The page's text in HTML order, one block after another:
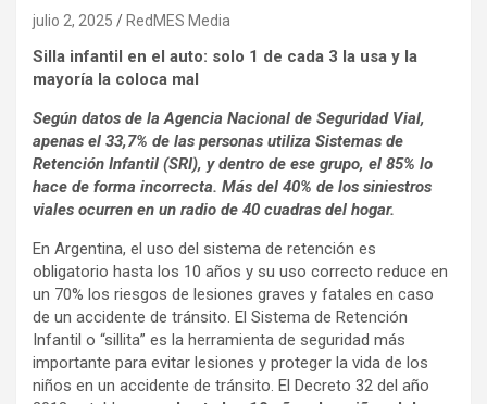
julio 2, 2025 RedMES Media
Silla infantil en el auto: solo 1 de cada 3 la usa y la
mayoría la coloca mal
Según datos de la Agencia Nacional de Seguridad Vial,
apenas el 33,7% de las personas utiliza Sistemas de
Retención Infantil (SRI), y dentro de ese grupo, el 85% lo
hace de forma incorrecta. Más del 40% de los siniestros
viales ocurren en un radio de 40 cuadras del hogar.
En Argentina, el uso del sistema de retención es
obligatorio hasta los 10 años y su uso correcto reduce en
un 70% los riesgos de lesiones graves y fatales en caso
de un accidente de tránsito. El Sistema de Retención
Infantil o “sillita” es la herramienta de seguridad más
importante para evitar lesiones y proteger la vida de los
niños en un accidente de tránsito. El Decreto 32 del año